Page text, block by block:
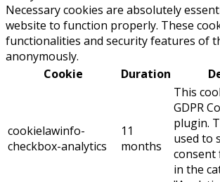
Necessary cookies are absolutely
website to function properly. These
functionalities and security features of
anonymously.
Cookie
Duration
cookielawinfo-
checkbox-analytics
11
months
This
GDPR
plugin.
used to
consent
in the